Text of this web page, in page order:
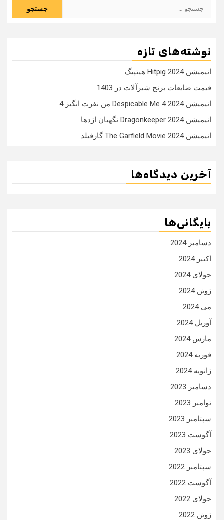
نوشته‌های تازه
انیمیشن Hitpig 2024 هیتپیگ
قیمت ضایعات برنج شیرآلات در 1403
انیمیشن Despicable Me 4 2024 من نفرت انگیز 4
انیمیشن Dragonkeeper 2024 نگهبان اژدها
انیمیشن The Garfield Movie 2024 گارفیلد
آخرین دیدگاه‌ها
بایگانی‌ها
دسامبر 2024
اکتبر 2024
جولای 2024
ژوئن 2024
می 2024
آوریل 2024
مارس 2024
فوریه 2024
ژانویه 2024
دسامبر 2023
نوامبر 2023
سپتامبر 2023
آگوست 2023
جولای 2023
سپتامبر 2022
آگوست 2022
جولای 2022
ژوئن 2022